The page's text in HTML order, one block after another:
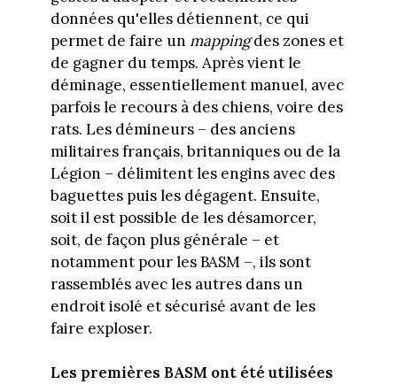
données qu'elles détiennent, ce qui
permet de faire un mappingdes zones et
de gagner du temps. Après vient le
déminage, essentiellement manuel, avec
parfois le recours à des chiens, voire des
rats. Les démineurs – des anciens
militaires français, britanniques ou de la
Légion – délimitent les engins avec des
baguettes puis les dégagent. Ensuite,
soit il est possible de les désamorcer,
soit, de façon plus générale – et
notamment pour les BASM –, ils sont
rassemblés avec les autres dans un
endroit isolé et sécurisé avant de les
faire exploser.
Les premières BASM ont été utilisées